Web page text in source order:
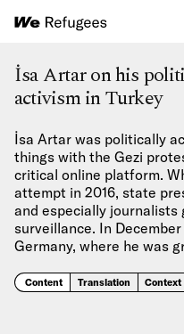
İsa Artar on his
activism in Turkey
İsa Artar was politically
things with the Gezi
critical online platform.
attempt in 2016, state
and especially journalists
surveillance. In
Germany, where he was
Content Translation Context